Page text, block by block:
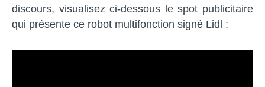
discours, visualisez ci-dessous le spot publicitaire
qui présente ce robot multifonction signé Lidl :